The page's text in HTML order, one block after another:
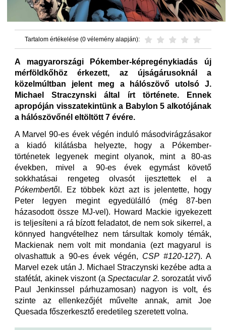
Tartalom értékelése (0 vélemény alapján):
A magyarországi Pókember-képregénykiadás új
mérföldkőhöz érkezett, az újságárusoknál a
közelmúltban jelent meg a hálószövő utolsó J.
Michael Straczynski által írt története. Ennek
apropóján visszatekintünk a Babylon 5 alkotójának
a hálószövőnél eltöltött 7 évére.
A Marvel 90-es évek végén induló másodvirágzásakor
a kiadó kilátásba helyezte, hogy a Pókember-
történetek legyenek megint olyanok, mint a 80-as
években, mivel a 90-es évek egymást követő
sokkhatásai rengeteg olvasót ijesztettek el a
Pókembertől. Ez többek közt azt is jelentette, hogy
Peter legyen megint egyedülálló (még 87-ben
házasodott össze MJ-vel). Howard Mackie igyekezett
is teljesíteni a rá bízott feladatot, de nem sok sikerrel, a
könnyed hangvételhez nem társultak komoly témák,
Mackienak nem volt mit mondania (ezt magyarul is
olvashattuk a 90-es évek végén, CSP #120-127). A
Marvel ezek után J. Michael Straczynski kezébe adta a
stafétát, akinek viszont (aSpectacular 2. sorozatát vivő
Paul Jenkinssel párhuzamosan) nagyon is volt, és
szinte az ellenkezőjét művelte annak, amit Joe
Quesada főszerkesztő eredetileg szeretett volna.